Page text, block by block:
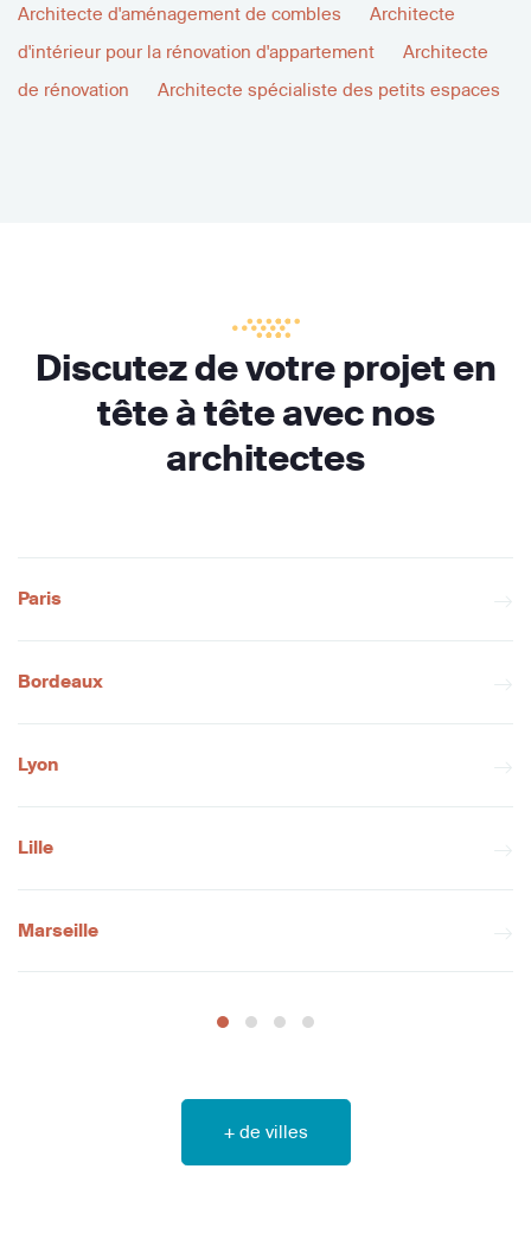
Architecte d'aménagement de combles
Architecte
d'intérieur pour la rénovation d'appartement
Architecte
de rénovation
Architecte spécialiste des petits espaces
Discutez de votre projet en
tête à tête avec nos
architectes
Paris
Bordeaux
Lyon
Lille
Marseille
+ de villes